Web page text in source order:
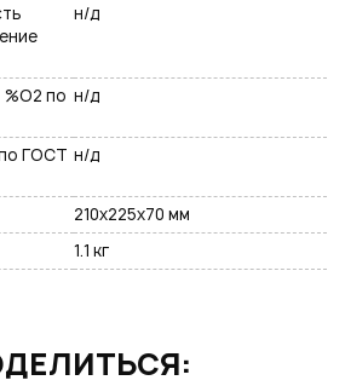
н/д
по н/д
ГОСТ н/д
210х225х70 мм
1.1 кг